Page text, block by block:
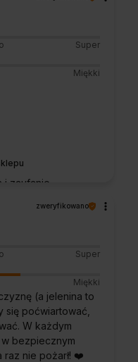
w
i zaufanie.
obsługa
Super
Miękki
zweryfikowano
Super
Miękki
(a jelenina to
poćwiartować,
W każdym
bezpiecznym
raz nie pożarł! ❤️